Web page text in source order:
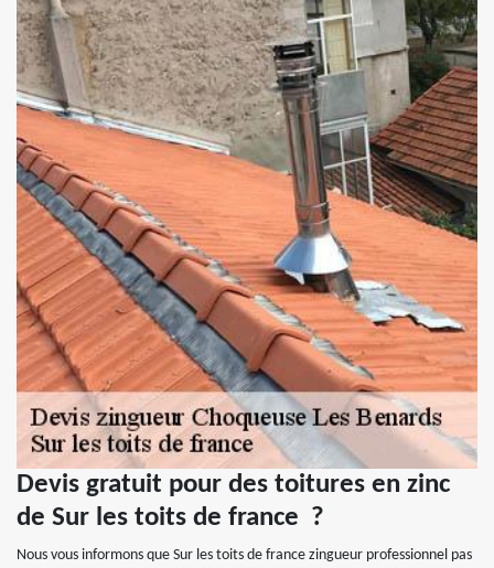
Devis gratuit pour des toitures en zinc
de Sur les toits de france ?
Nous vous informons que Sur les toits de france zingueur professionnel pas